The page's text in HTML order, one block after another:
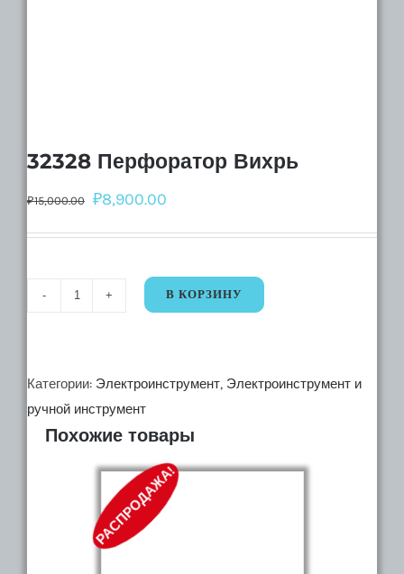
32328 Перфоратор Вихрь
₽15,000.00 ₽8,900.00
Количество
Вихрь
В КОРЗИНУ
Категории: Электроинструмент, Электроинструмент и
ручной инструмент
Похожие товары
РАСПРОДАЖА!